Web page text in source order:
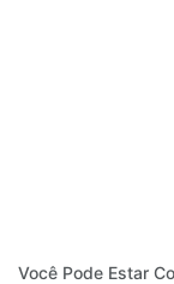
Você Pode Estar